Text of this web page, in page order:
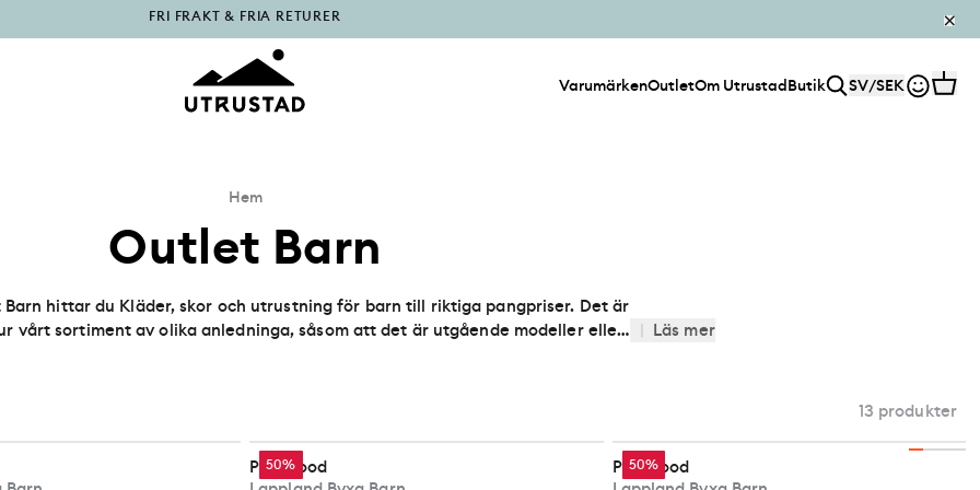
PÅFYLLT I OUTLET
VarumärkenOutletOm UtrustadButik SV/SEK
Hem
Outlet Barn
hittar du Kläder, skor och utrustning för barn till riktiga pangpriser. Det är
vårt sortiment av olika anledninga, såsom att det är utgående modeller eller
| Läs mer
13 produkter
50%
Pinewood
50%
Pinewood